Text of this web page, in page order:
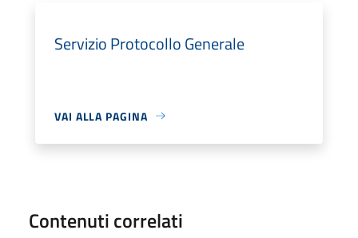
Servizio Protocollo Generale
VAI ALLA PAGINA
Contenuti correlati